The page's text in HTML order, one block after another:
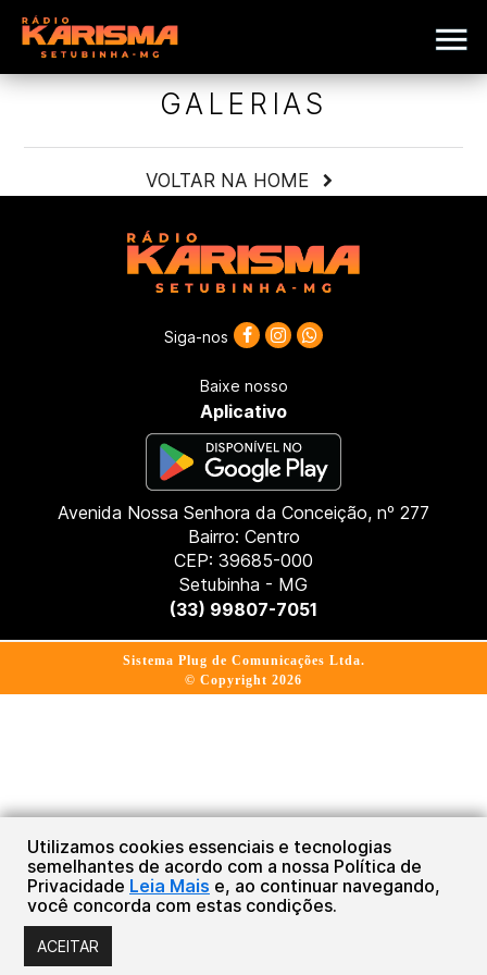
GALERIAS
VOLTAR NA HOME
Utilizamos cookies essenciais e tecnologias
semelhantes de acordo com a nossa Política de
Privacidade Leia Mais e, ao continuar navegando,
você concorda com estas condições.
ACEITAR
Avenida Nossa Senhora da Conceição, nº 277
Bairro: Centro
CEP: 39685-000
Setubinha - MG
(33) 99807-7051
Siga-nos
Baixe nosso
Aplicativo
Sistema Plug de Comunicações Ltda.
© Copyright 2026